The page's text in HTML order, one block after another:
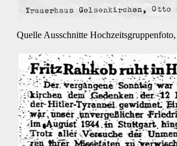
Quelle Ausschnitte